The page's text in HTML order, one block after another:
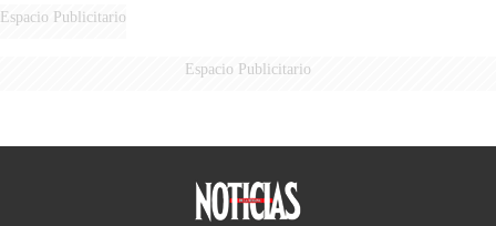
Espacio Publicitario
Espacio Publicitario